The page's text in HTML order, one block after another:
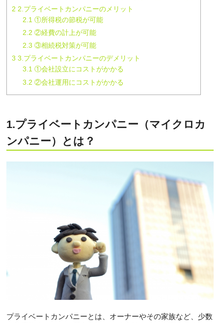
2 2.プライベートカンパニーのメリット
2.1 ①所得税の節税が可能
2.2 ②経費の計上が可能
2.3 ③相続税対策が可能
3 3.プライベートカンパニーのデメリット
3.1①会社設立にコストがかかる
3.2 ②会社運用にコストがかかる
1.プライベートカンパニー（マイクロカ
ンパニー）とは？
プライベートカンパニーとは、オーナーやその家族など、少数